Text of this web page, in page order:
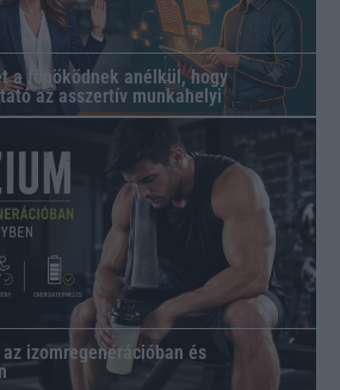
a főnöködnek anélkül, hogy
az asszertív munkahelyi
izomregenerációban és